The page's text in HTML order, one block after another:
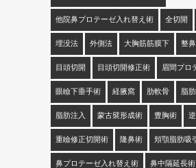
他院鼻プロテーゼ入れ替え術 全切開
埋没法 外側法 大胸筋筋膜下 整
目頭切開 目頭切開修正術 眉間プロ
眼瞼下垂手術 経腋窩 肋軟骨 脂
脂肪注入 蒙古襞形成術 豊胸術
重瞼修正切開術 隆鼻術 頬顎脂肪吸引
鼻プロテーゼ入れ替え術 鼻中隔延長術